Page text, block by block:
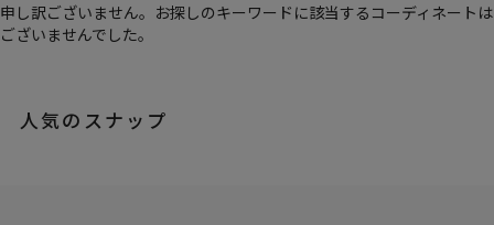
申し訳ございません。お探しのキーワードに該当するコーディネートは
ございませんでした。
人気のスナップ